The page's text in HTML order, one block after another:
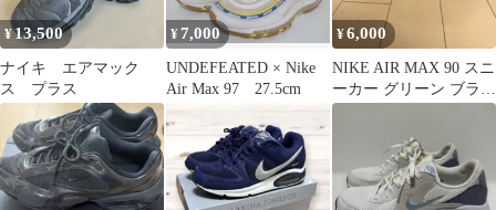
¥13,500
ナイキ エアマック
ス プラス
¥ 7,000
UNDEFEATED × Nike
Air Max 97 27.5cm
¥6,000
NIKE AIR MAX 90 スニ
ーカー グリーン ブラッ
ク